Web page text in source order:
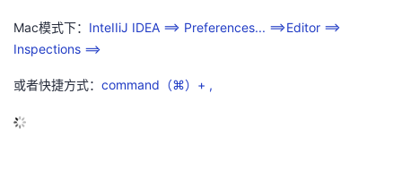
Mac模式下： InteIIiJ IDEA ==> Preferences... ==>Editor ==>
Inspections ==>
或者快捷方式： command（⌘）+ ,